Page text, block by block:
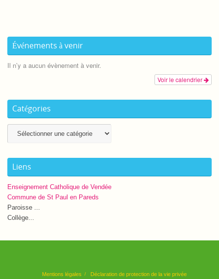
Événements à venir
Il n’y a aucun évènement à venir.
Voir le calendrier
Catégories
Liens
Enseignement Catholique de Vendée
Commune de St Paul en Pareds
Paroisse ...
Collège...
Mentions légales Déclaration de protection de la vie privée